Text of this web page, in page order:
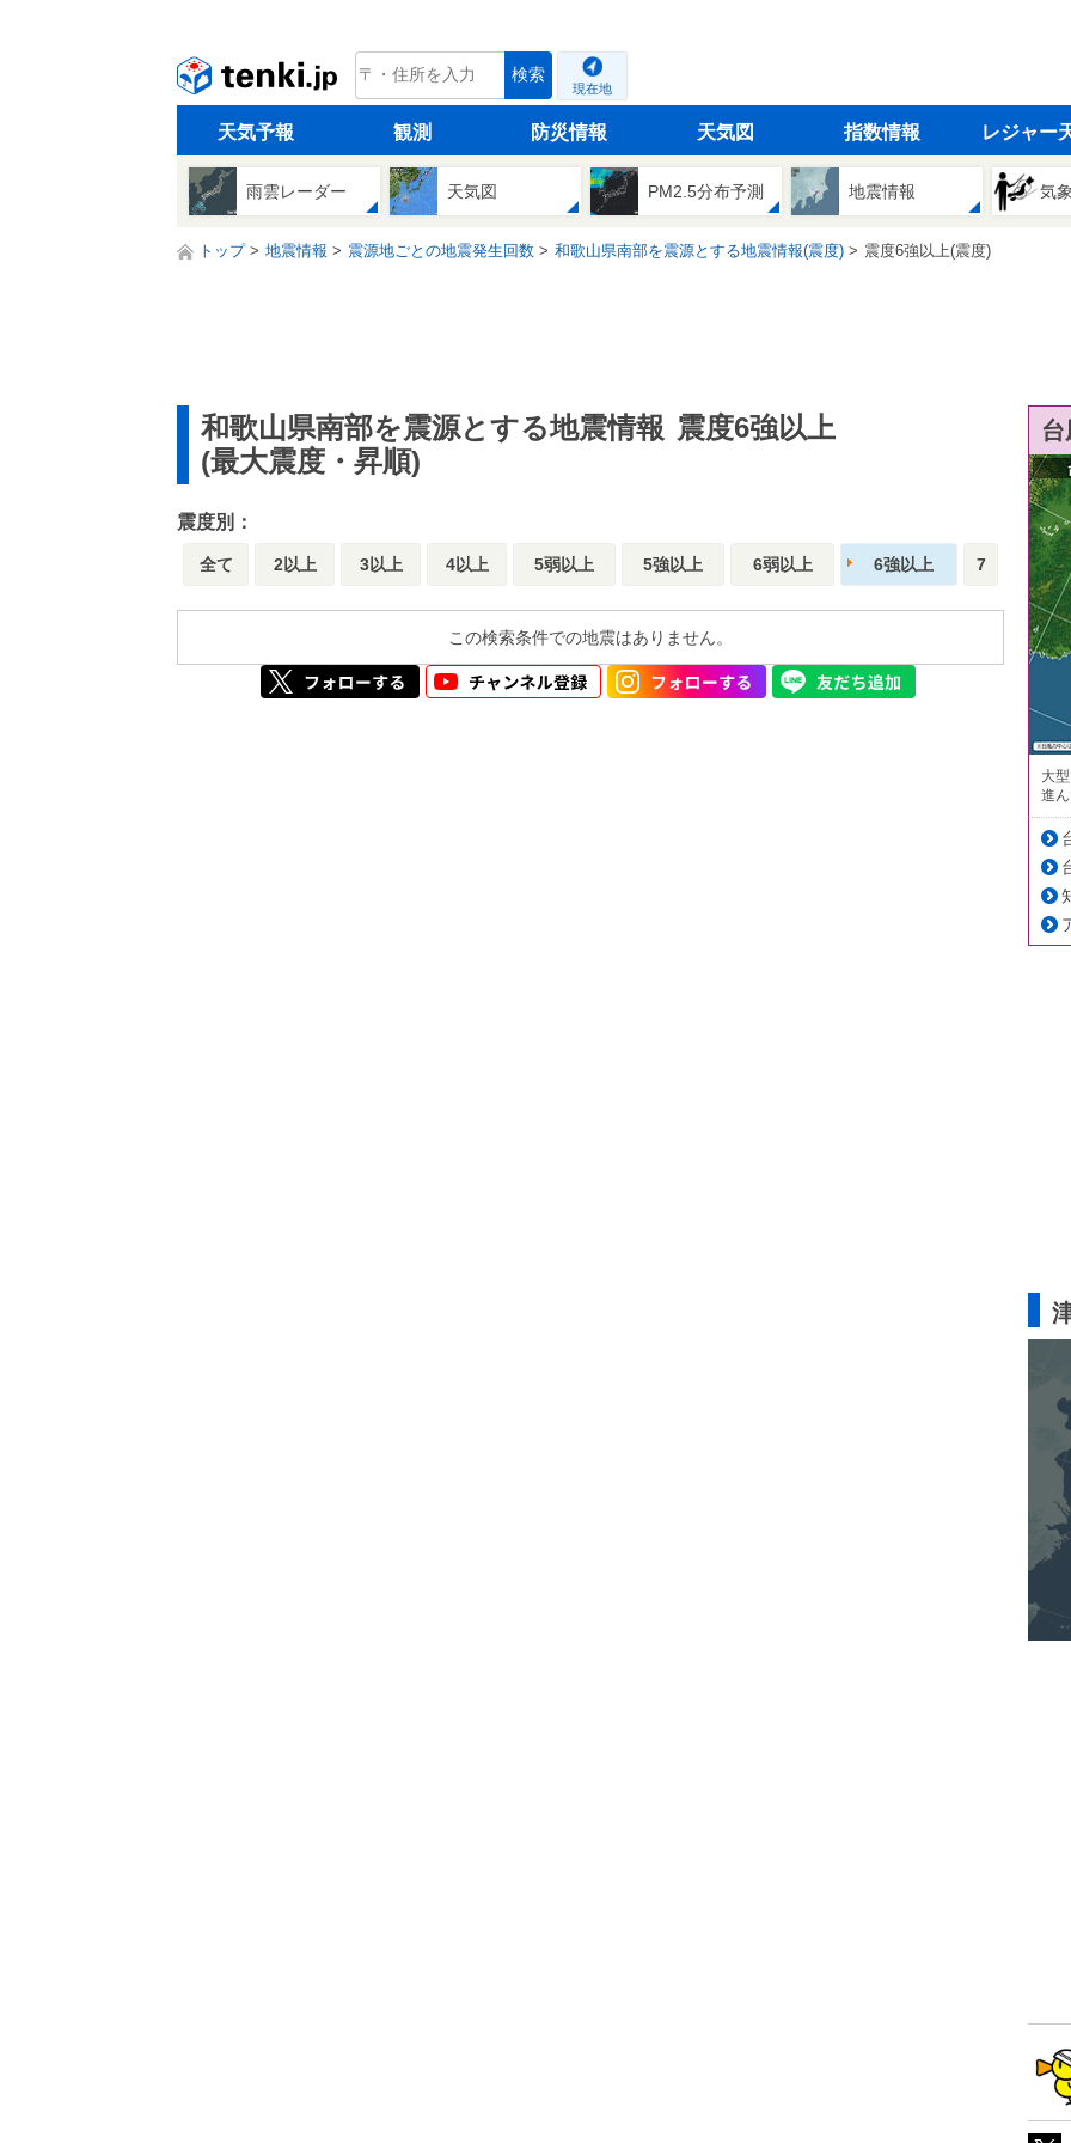
tenki.jp 検索
現在地
天気予報 観測 防災情報 天気図 指数情報 レジャー
雨雲レーダー 天気図 PM2.5分布予測 地震情報 気
トップ 地震情報 震源地ごとの地震発生回数 和歌山県南部を震源とする地震情報(震度) 震度6強以上(震度)
和歌山県南部を震源とする地震情報 震度6強以上
(最大震度・昇順)
震度別：
全て 2以上 3以上 4以上 5弱以上 5強以上 6弱以上 6強以上 7
この検索条件での地震はありません。
大
進